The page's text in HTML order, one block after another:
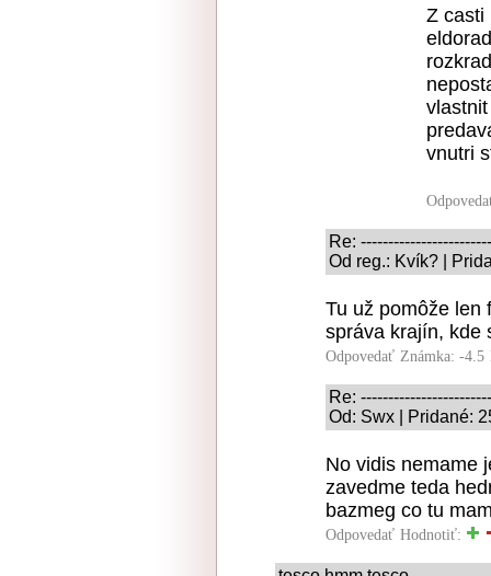
Z casti
vnutri
Re:
Od reg.: Kvík? |
Tu už pomôže len
správa krajín, kde
Odpovedať Známka: -4.5
Re:
Od: Swx | Pridané:
No vidis nemame
zavedme teda
bazmeg co tu
Odpovedať Hodnotiť: